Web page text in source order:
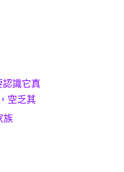
認識它真
空乏其